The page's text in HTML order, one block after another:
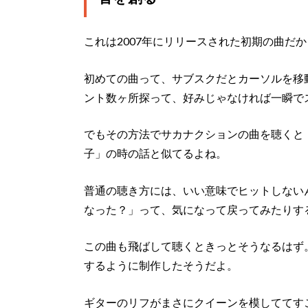
これは2007年にリリースされた初期の曲だ
初めての曲って、サブスクだとカーソルを
ント数ヶ所探って、好みじゃなければ一瞬
でもその方法でサカナクションの曲を聴く
子」の時の話と似てるよね。
普通の聴き方には、いい意味でヒットしな
なった？」って、気になって戻ってみたりす
この曲も飛ばして聴くときっとそうなるは
するように制作したそうだよ。
ギターのリフがまさにクイーンを模してて